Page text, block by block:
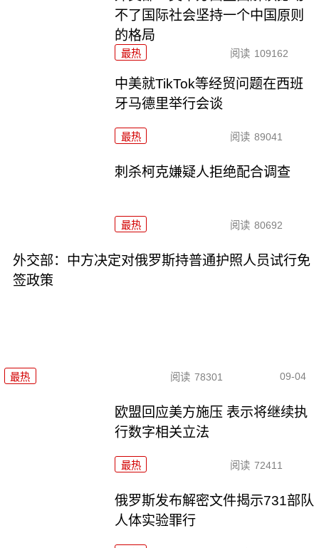
不了国际社会坚持一个中国原则
的格局
最热 阅读 109162
中美就TikTok等经贸问题在西班
牙马德里举行会谈
最热 阅读 89041
刺杀柯克嫌疑人拒绝配合调查
最热 阅读 80692
外交部：中方决定对俄罗斯持普通护照人员试行免
签政策
最热 阅读 78301 09-04
欧盟回应美方施压 表示将继续执
行数字相关立法
最热 阅读 72411
俄罗斯发布解密文件揭示731部队
人体实验罪行